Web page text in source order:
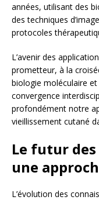
années, utilisant des
des techniques
protocoles
L’avenir des
prometteur, à la
biologie moléculaire
convergence
profondément notre
vieillissement cutané
Le futur
une
L’évolution des